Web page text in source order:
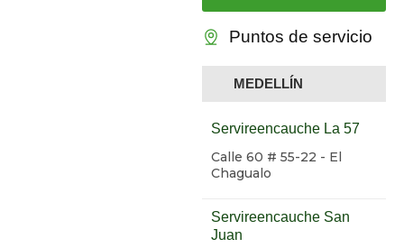
Puntos de servicio
MEDELLÍN
Servireencauche La 57
Calle 60 # 55-22 - El
Chagualo
Servireencauche San
Juan